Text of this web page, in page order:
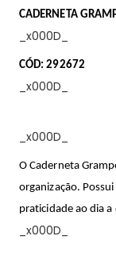
CADERNETA
_x000D_
CÓD: 292672
_x000D_
_x000D_
O Caderneta
organização.
praticidade ao dia a
_x000D_